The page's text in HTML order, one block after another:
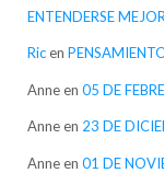
ENTENDERSE MEJOR
Ricen
Anneen 05 DE
Anneen 23 DE
Anneen 01 DE